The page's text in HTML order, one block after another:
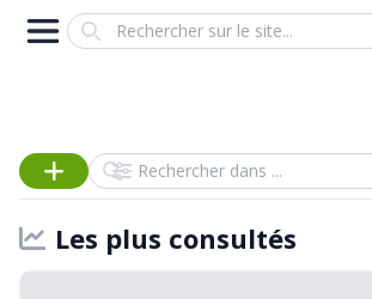
Search
Rechercher dans
Les plus consultés